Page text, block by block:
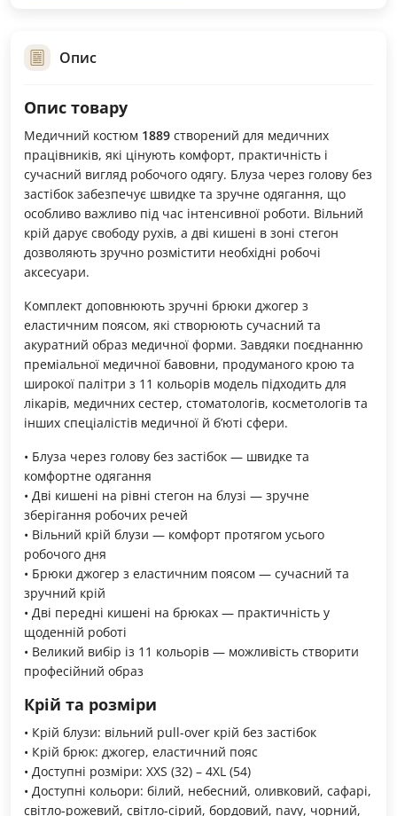
Опис
Опис товару
Медичний костюм 1889 створений для медичних
працівників, які цінують комфорт, практичність і
сучасний вигляд робочого одягу. Блуза через голову без
застібок забезпечує швидке та зручне одягання, що
особливо важливо під час інтенсивної роботи. Вільний
крій дарує свободу рухів, а дві кишені в зоні стегон
дозволяють зручно розмістити необхідні робочі
аксесуари.
Комплект доповнюють зручні брюки джогер з
еластичним поясом, які створюють сучасний та
акуратний образ медичної форми. Завдяки поєднанню
преміальної медичної бавовни, продуманого крою та
широкої палітри з 11 кольорів модель підходить для
лікарів, медичних сестер, стоматологів, косметологів та
інших спеціалістів медичної й б’юті сфери.
• Блуза через голову без застібок — швидке та
комфортне одягання
• Дві кишені на рівні стегон на блузі — зручне
зберігання робочих речей
• Вільний крій блузи — комфорт протягом усього
робочого дня
• Брюки джогер з еластичним поясом — сучасний та
зручний крій
• Дві передні кишені на брюках — практичність у
щоденній роботі
• Великий вибір із 11 кольорів — можливість створити
професійний образ
Крій та розміри
• Крій блузи: вільний pull-over крій без застібок
• Крій брюк: джогер, еластичний пояс
• Доступні розміри: XXS (32) – 4XL (54)
• Доступні кольори: білий, небесний, оливковий, сафарі,
світло-рожевий, світло-сірий, бордовий, navy, чорний,